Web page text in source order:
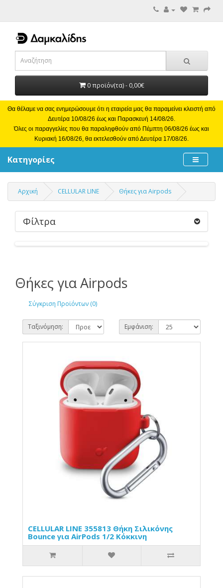
0 προϊόν(τα) - 0,00€
Θα θέλαμε να σας ενημερώσουμε ότι η εταιρεία μας θα παραμείνει κλειστή από
Δευτέρα 10/08/26 έως και Παρασκευή 14/08/26.
Όλες οι παραγγελίες που θα παραληφθούν από Πέμπτη 06/08/26 έως και
Κυριακή 16/08/26, θα εκτελεσθούν από Δευτέρα 17/08/26.
Κατηγορίες
Αρχική CELLULAR LINE Θήκες για Airpods
Φίλτρα
Θήκες για Airpods
Σύγκριση Προϊόντων (0)
Ταξινόμηση: Εμφάνιση:
CELLULAR LINE 355813 Θήκη Σιλικόνης
Bounce για AirPods 1/2 Κόκκινη